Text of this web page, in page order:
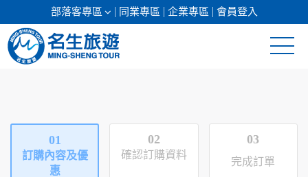
部落客專區 同業專區 企業專區 會員登入
日本專館
郵輪假期
01
訂購內容及優
惠
02
確認訂購資料
03
完成訂單